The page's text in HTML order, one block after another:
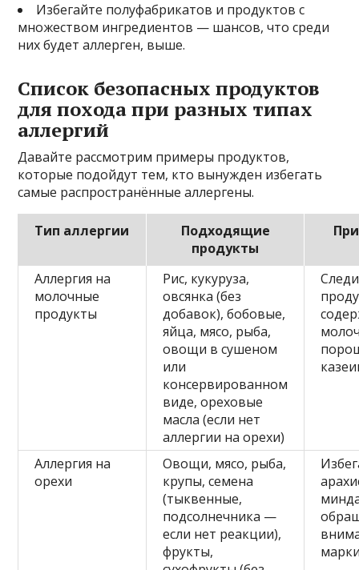
Избегайте полуфабрикатов и продуктов с
множеством ингредиентов — шансов, что среди
них будет аллерген, выше.
Список безопасных продуктов
для похода при разных типах
аллергий
Давайте рассмотрим примеры продуктов,
которые подойдут тем, кто вынужден избегать
самые распространённые аллергены.
Тип аллергии
Подходящие
продукты
Аллергия на
молочные
продукты
Рис, кукуруза,
овсянка (без
добавок), бобовые,
яйца, мясо, рыба,
овощи в сушеном
или
консервированном
виде, ореховые
масла (если нет
аллергии на орехи)
Аллергия на
орехи
Овощи, мясо, рыба,
крупы, семена
(тыквенные,
подсолнечника —
если нет реакции),
фрукты,